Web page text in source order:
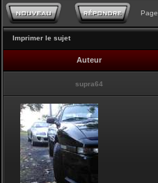
Page
Imprimer le sujet
Auteur
supra64